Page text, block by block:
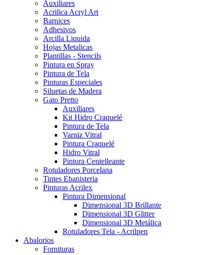
Auxiliares
Acrilica Acryl Art
Barnices
Adhesivos
Arcilla Liquida
Hojas Metalicas
Plantillas - Stencils
Pintura en Spray
Pintura de Tela
Pinturas Especiales
Siluetas de Madera
Gato Pretto
Auxiliares
Kit Hidro Craquelé
Pintura de Tela
Varniz Vitral
Pintura Craquelé
Hidro Vitral
Pintura Centelleante
Rotuladores Porcelana
Tintes Ebanisteria
Pinturas Acrilex
Pintura Dimensional
Dimensional 3D Brillante
Dimensional 3D Glitter
Dimensional 3D Metálica
Rotuladores Tela - Acrilpen
Abalorios
Fornituras